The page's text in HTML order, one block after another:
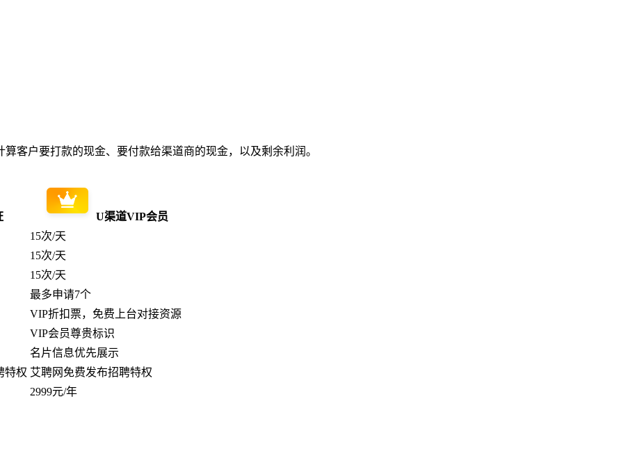
客户要打款的现金、要付款给渠道商的现金，以及剩余利润。
U渠道VIP会员
15次/天
15次/天
15次/天
最多申请7个
VIP折扣票，免费上台对接资源
VIP会员尊贵标识
名片信息优先展示
特权 艾聘网免费发布招聘特权
2999元/年